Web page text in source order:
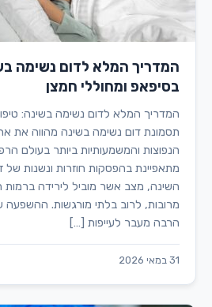
המדריך המלא לדום נשימה
בסיפאפ ומחוללי חמצן
המדריך המלא לדום נשימה בשינה:
תסמונת דום נשימה בשינה מהווה את
הנפוצות והמשמעותיות ביותר בעולם
מתאפיינת בהפסקות חוזרות ונשנות של
השינה, מצב אשר מוביל לירידה ברמות
מרובות, לרוב בלתי מורגשות. ההשפעה
הרבה מעבר לעייפות […]
31 במאי 2026